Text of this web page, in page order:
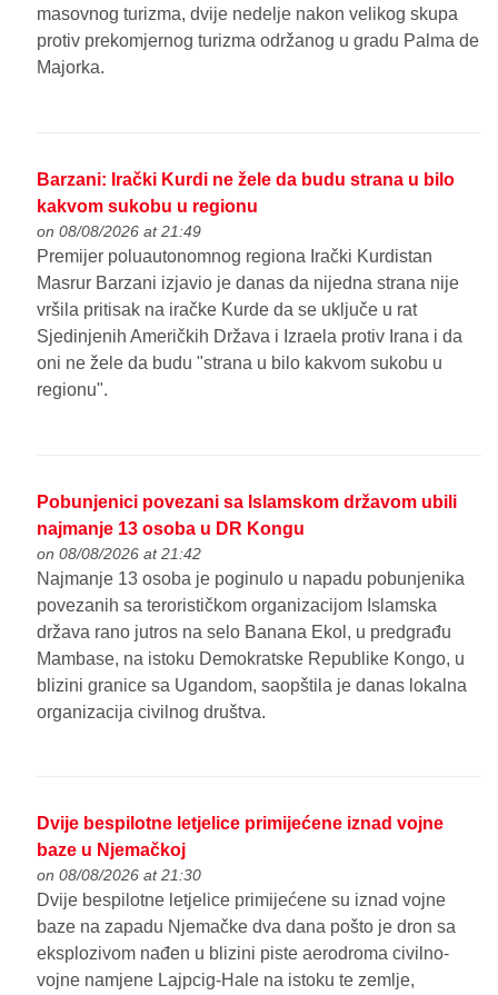
masovnog turizma, dvije nedelje nakon velikog skupa
protiv prekomjernog turizma održanog u gradu Palma de
Majorka.
Barzani: Irački Kurdi ne žele da budu strana u bilo
kakvom sukobu u regionu
on 08/08/2026 at 21:49
Premijer poluautonomnog regiona Irački Kurdistan
Masrur Barzani izjavio je danas da nijedna strana nije
vršila pritisak na iračke Kurde da se uključe u rat
Sjedinjenih Američkih Država i Izraela protiv Irana i da
oni ne žele da budu "strana u bilo kakvom sukobu u
regionu".
Pobunjenici povezani sa Islamskom državom ubili
najmanje 13 osoba u DR Kongu
on 08/08/2026 at 21:42
Najmanje 13 osoba je poginulo u napadu pobunjenika
povezanih sa terorističkom organizacijom Islamska
država rano jutros na selo Banana Ekol, u predgrađu
Mambase, na istoku Demokratske Republike Kongo, u
blizini granice sa Ugandom, saopštila je danas lokalna
organizacija civilnog društva.
Dvije bespilotne letjelice primijećene iznad vojne
baze u Njemačkoj
on 08/08/2026 at 21:30
Dvije bespilotne letjelice primijećene su iznad vojne
baze na zapadu Njemačke dva dana pošto je dron sa
eksplozivom nađen u blizini piste aerodroma civilno-
vojne namjene Lajpcig-Hale na istoku te zemlje,